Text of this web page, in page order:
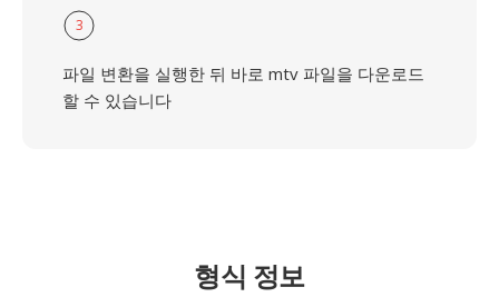
3
파일 변환을 실행한 뒤 바로 mtv 파일을 다운로드
할 수 있습니다
형식 정보